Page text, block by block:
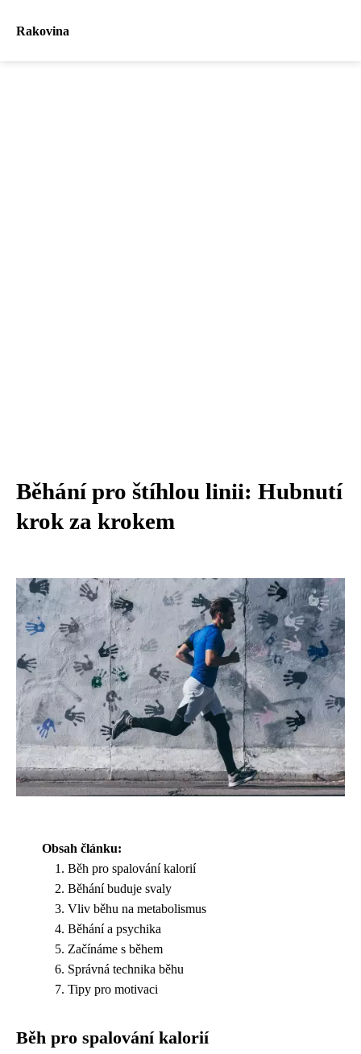
Rakovina
Běhání pro štíhlou linii: Hubnutí
krok za krokem
Obsah článku:
Běh pro spalování kalorií
Běhání buduje svaly
Vliv běhu na metabolismus
Běhání a psychika
Začínáme s během
Správná technika běhu
Tipy pro motivaci
Běh pro spalování kalorií